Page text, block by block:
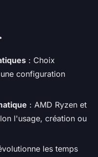
2026
: Choix
configuration
: AMD Ryzen et
l'usage, création ou
les temps